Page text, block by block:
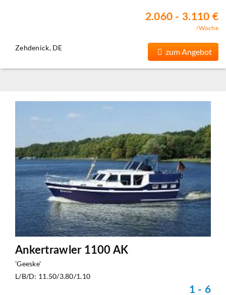
2.060 - 3.110 €
/Woche
Zehdenick, DE zum Angebot
Ankertrawler 1100 AK
'Geeske'
L/B/D: 11.50/3.80/1.10
1 - 6